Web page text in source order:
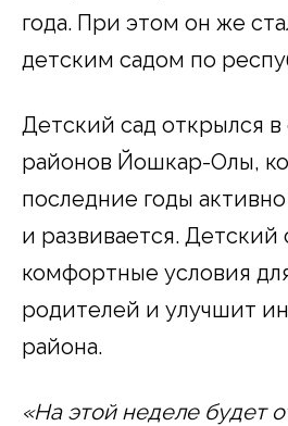
года. При этом он же
детским садом по
Детский сад открылся
районов Йошкар-Олы,
последние годы
и развивается. Детский
комфортные условия
родителей и улучшит
района.
«На этой неделе будет